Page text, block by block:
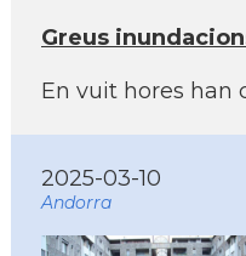
Greus
En vuit hores han
2025-03-10
Andorra